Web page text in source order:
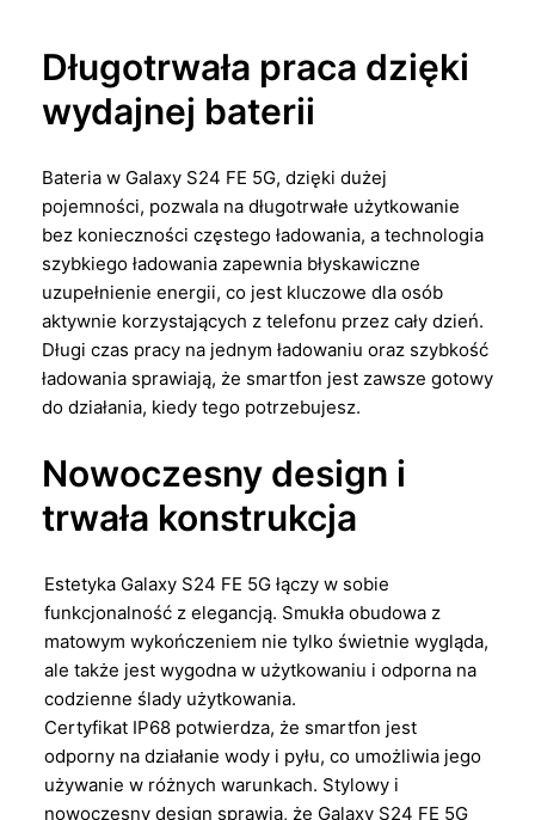
Długotrwała praca dzięki
wydajnej baterii
Bateria w Galaxy S24 FE 5G, dzięki dużej
pojemności, pozwala na długotrwałe użytkowanie
bez konieczności częstego ładowania, a technologia
szybkiego ładowania zapewnia błyskawiczne
uzupełnienie energii, co jest kluczowe dla osób
aktywnie korzystających z telefonu przez cały dzień.
Długi czas pracy na jednym ładowaniu oraz szybkość
ładowania sprawiają, że smartfon jest zawsze gotowy
do działania, kiedy tego potrzebujesz.
Nowoczesny design i
trwała konstrukcja
Estetyka Galaxy S24 FE 5G łączy w sobie
funkcjonalność z elegancją. Smukła obudowa z
matowym wykończeniem nie tylko świetnie wygląda,
ale także jest wygodna w użytkowaniu i odporna na
codzienne ślady użytkowania.
Certyfikat IP68 potwierdza, że smartfon jest
odporny na działanie wody i pyłu, co umożliwia jego
używanie w różnych warunkach. Stylowy i
nowoczesny design sprawia, że Galaxy S24 FE 5G